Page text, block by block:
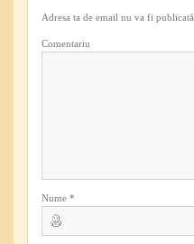
Adresa ta de email nu va fi publicată.
Comentariu
Nume *